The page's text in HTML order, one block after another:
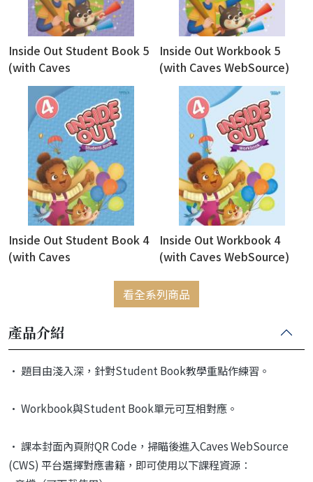
Inside Out Student Book 5
(with Caves
WebSource+Caves Online
Practice)
Inside Out Workbook 5
(with Caves WebSource)
Inside Out Student Book 4
(with Caves
Inside Out Workbook 4
(with Caves WebSource)
看全系列商品
產品介紹
• 題目由淺入深，針對Student Book教學重點作練習。
• Workbook與Student Book單元可互相對應。
• 課本封面內頁附QR Code，掃瞄後進入Caves WebSource
(CWS) 平台選擇對應書籍，即可使用以下課程資源：